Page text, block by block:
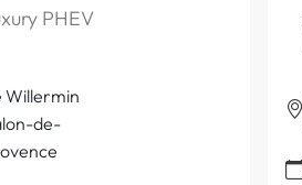
PHEV
Willermin
de-